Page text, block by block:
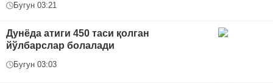
Бугун 03:21
Дунёда атиги 450 таси қолган
йўлбарслар болалади
Бугун 03:03